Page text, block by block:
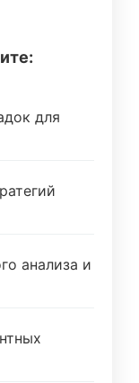
для
анализа и